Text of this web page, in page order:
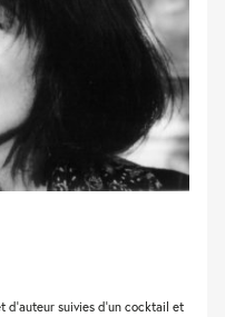
d'auteur suivies d'un cocktail et